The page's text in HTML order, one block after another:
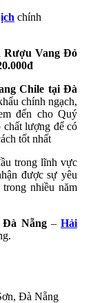
chính
Rượu Vang Đỏ
Chile tại Đà
chính ngạch,
đến cho Quý
lượng để có
tốt nhất
trong lĩnh vực
được sự yêu
nhiều năm
Nẵng– Hải
Đà Nẵng